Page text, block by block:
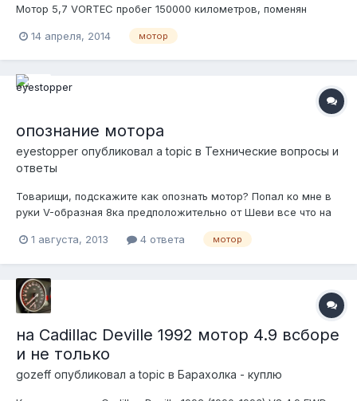
Мотор 5,7 VORTEC пробег 150000 километров, поменян
нового образца, новые свечи, провода, бегунок, крышка
расходует от замены до замены,...
14 апреля, 2014 мотор
опознание мотора
eyestopper опубликовал a topic в Технические вопросы и
ответы
Товарищи, подскажите как опознать мотор? Попал ко мне в
руки V-образная 8ка предположительно от Шеви все что на
3927 84 GM2 на самом блоке выштамповка GM 397J010 как
1 августа, 2013 4 ответа мотор
на Cadillac Deville 1992 мотор 4.9 всборе
и не только
gozeff опубликовал a topic в Барахолка - куплю